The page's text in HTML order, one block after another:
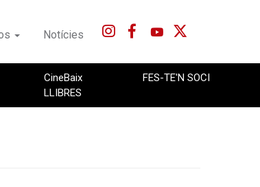
Notícies
CineBaix
LLIBRES
FES-TE'N SOCI